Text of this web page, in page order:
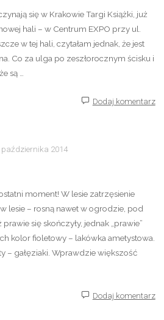
się w Krakowie Targi Książki, już
hali – w Centrum EXPO przy ul.
w tej hali, czytałam jednak, że jest
Co za ulga po zeszłorocznym ścisku i
są …
Dodaj komentarz
października 2014
moment! W lesie zatrzęsienie
lesie – rosną nawet w ogrodzie, pod
się skończyły, jednak „prawie”
kolor fioletowy – lakówka ametystowa.
– gałęziaki. Wprawdzie większość
Dodaj komentarz